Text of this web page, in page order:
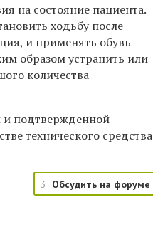
на состояние пациента.
ходьбу после
и применять обувь
образом устранить или
количества
и подтвержденной
технического средства
3 Обсудить на форуме